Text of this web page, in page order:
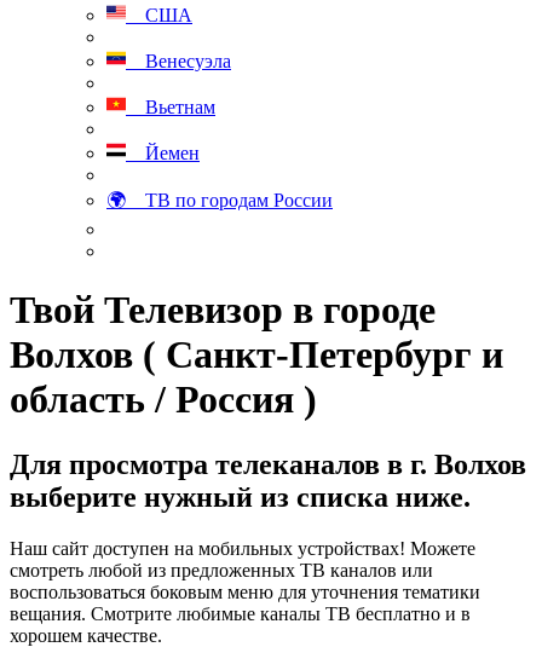
США
Венесуэла
Вьетнам
Йемен
🌍 ТВ по городам России
Твой Телевизор в городе
Волхов ( Санкт-Петербург и
область / Россия )
Для просмотра телеканалов в г. Волхов
выберите нужный из списка ниже.
Наш сайт доступен на мобильных устройствах! Можете
смотреть любой из предложенных ТВ каналов или
воспользоваться боковым меню для уточнения тематики
вещания. Смотрите любимые каналы ТВ бесплатно и в
хорошем качестве.